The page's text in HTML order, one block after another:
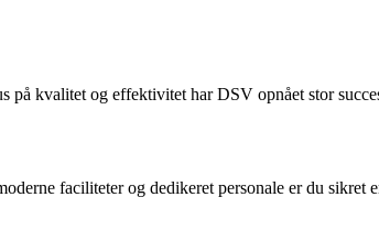
kvalitet og effektivitet har DSV opnået stor
faciliteter og dedikeret personale er du sikret